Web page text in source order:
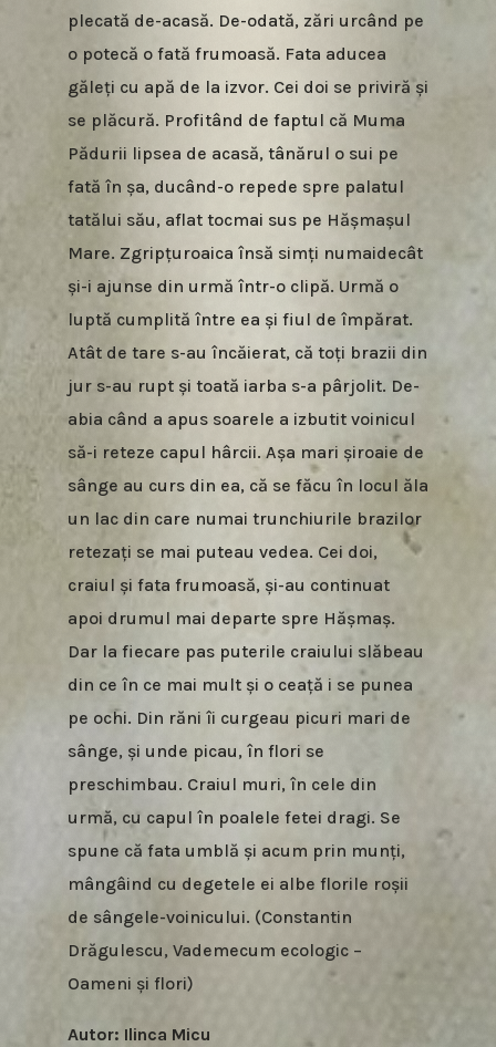
plecată de-acasă. De-odată, zări urcând pe
o potecă o fată frumoasă. Fata aducea
găleți cu apă de la izvor. Cei doi se priviră și
se plăcură. Profitând de faptul că Muma
Pădurii lipsea de acasă, tânărul o sui pe
fată în șa, ducând-o repede spre palatul
tatălui său, aflat tocmai sus pe Hășmașul
Mare. Zgripțuroaica însă simți numaidecât
și-i ajunse din urmă într-o clipă. Urmă o
luptă cumplită între ea și fiul de împărat.
Atât de tare s-au încăierat, că toți brazii din
jur s-au rupt și toată iarba s-a pârjolit. De-
abia când a apus soarele a izbutit voinicul
să-i reteze capul hârcii. Așa mari șiroaie de
sânge au curs din ea, că se făcu în locul ăla
un lac din care numai trunchiurile brazilor
retezați se mai puteau vedea. Cei doi,
craiul și fata frumoasă, și-au continuat
apoi drumul mai departe spre Hășmaș.
Dar la fiecare pas puterile craiului slăbeau
din ce în ce mai mult și o ceață i se punea
pe ochi. Din răni îi curgeau picuri mari de
sânge, și unde picau, în flori se
preschimbau. Craiul muri, în cele din
urmă, cu capul în poalele fetei dragi. Se
spune că fata umblă și acum prin munți,
mângâind cu degetele ei albe florile roșii
de sângele-voinicului. (Constantin
Drăgulescu, Vademecum ecologic –
Oameni și flori)
Autor: Ilinca Micu